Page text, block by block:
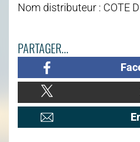
Nom distributeur : COTE
PARTAGER...